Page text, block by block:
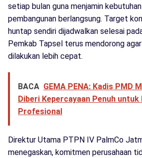
setiap bulan guna menjamin
pembangunan berlangsung. Target
huntap sendiri dijadwalkan selesai
Pemkab Tapsel terus mendorong
dilakukan lebih cepat.
BACA GEMA PENA: Kadis PMD
Diberi Kepercayaan Penuh
Profesional
Direktur Utama PTPN IV PalmCo
menegaskan, komitmen perusahaan